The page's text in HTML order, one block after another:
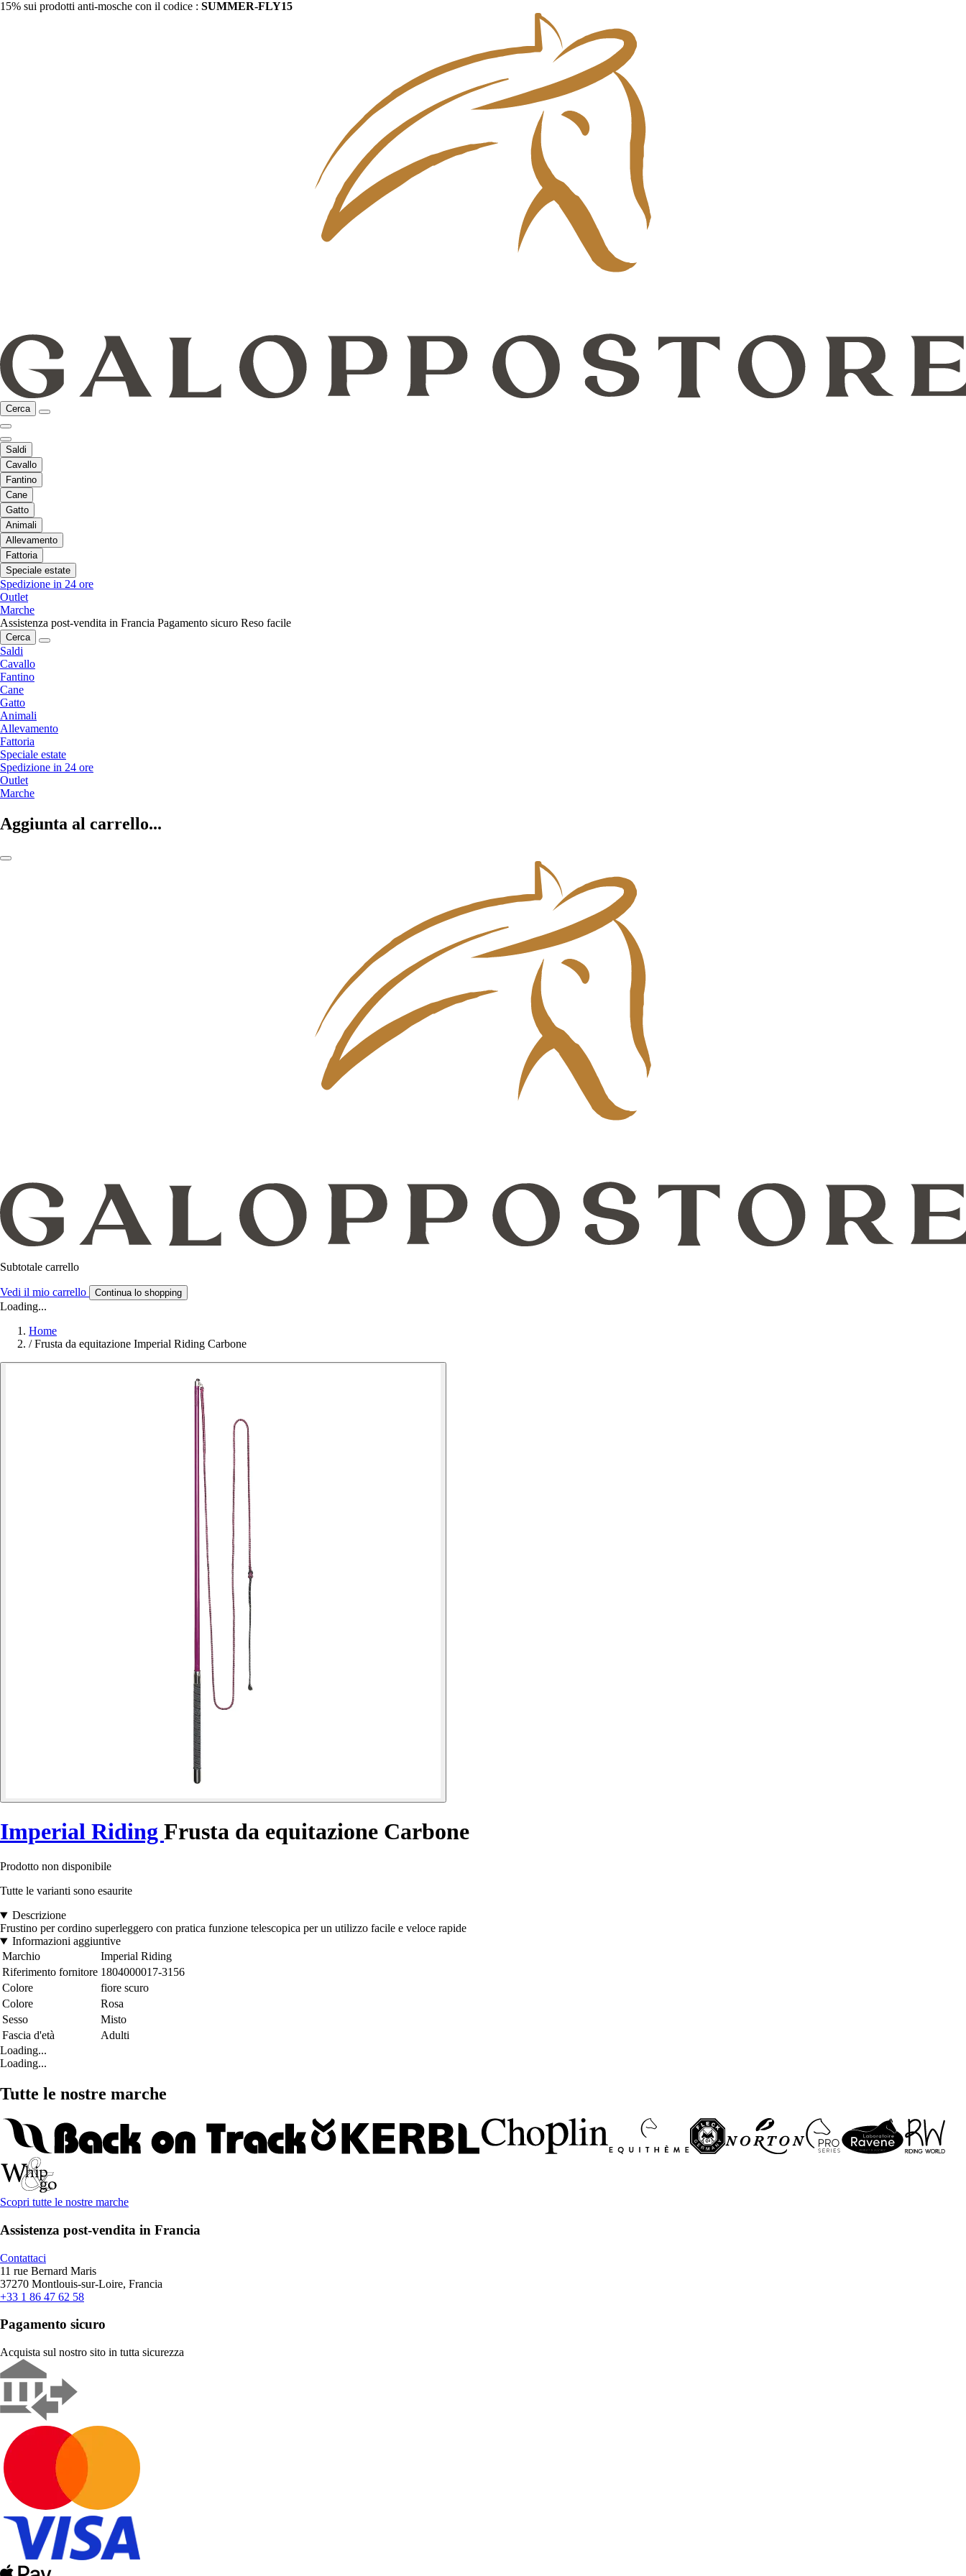
15% sui prodotti anti-mosche con il codice : SUMMER-FLY15
Cerca
Saldi
Cavallo
Fantino
Cane
Gatto
Animali
Allevamento
Fattoria
Speciale estate
Spedizione in 24 ore
Outlet
Marche
Assistenza post-vendita in Francia Pagamento sicuro Reso facile
Cerca
Saldi
Cavallo
Fantino
Cane
Gatto
Animali
Allevamento
Fattoria
Speciale estate
Spedizione in 24 ore
Outlet
Marche
Aggiunta al carrello...
Subtotale carrello
Vedi il mio carrello Continua lo shopping
Loading...
Home
/ Frusta da equitazione Imperial Riding Carbone
Imperial Riding Frusta da equitazione Carbone
Prodotto non disponibile
Tutte le varianti sono esaurite
Descrizione
Frustino per cordino superleggero con pratica funzione telescopica per un utilizzo facile e veloce rapide
Informazioni aggiuntive
Marchio
Imperial Riding
Riferimento fornitore 1804000017-3156
Colore
fiore scuro
Colore
Rosa
Sesso
Misto
Fascia d'età
Adulti
Loading...
Loading...
Tutte le nostre marche
Scopri tutte le nostre marche
Assistenza post-vendita in Francia
Contattaci
11 rue Bernard Maris
37270 Montlouis-sur-Loire, Francia
+33 1 86 47 62 58
Pagamento sicuro
Acquista sul nostro sito in tutta sicurezza